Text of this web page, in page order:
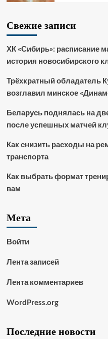
Свежие записи
ХК «Сибирь»: расписание
история новосибирского
Трёхкратный обладатель
возглавил минское
Беларусь поднялась на
после успешных матчей
Как снизить расходы на
транспорта
Как выбрать формат
вам
Мета
Войти
Лента записей
Лента комментариев
WordPress.org
Последние новости